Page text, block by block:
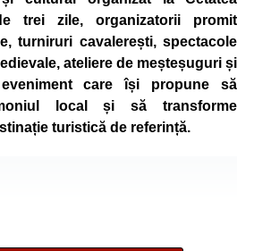
trei zile, organizatorii promit
turniruri cavalerești, spectacole
ateliere de meșteșuguri și
care își propune să
local și să transforme
turistică de referință.